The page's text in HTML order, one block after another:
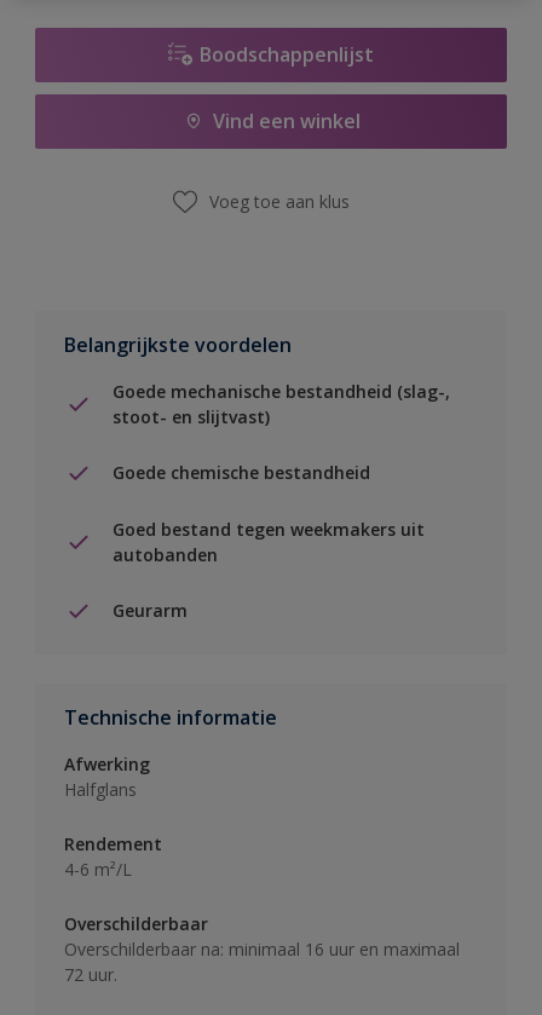
Boodschappenlijst
Vind een winkel
Voeg toe aan klus
Belangrijkste voordelen
Goede mechanische bestandheid (slag-,
stoot- en slijtvast)
Goede chemische bestandheid
Goed bestand tegen weekmakers uit
autobanden
Geurarm
Technische informatie
Afwerking
Halfglans
Rendement
4-6 m²/L
Overschilderbaar
Overschilderbaar na: minimaal 16 uur en maximaal
72 uur.